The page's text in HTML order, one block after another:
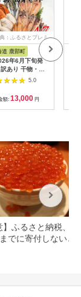
：ふるさとプレミ
アム
道 鹿部町
年6月下旬発
あり 干物・切
ット 4.7kg 規格
5.0
額: 13,000 円
】ふるさと納税、
でに寄付しないと